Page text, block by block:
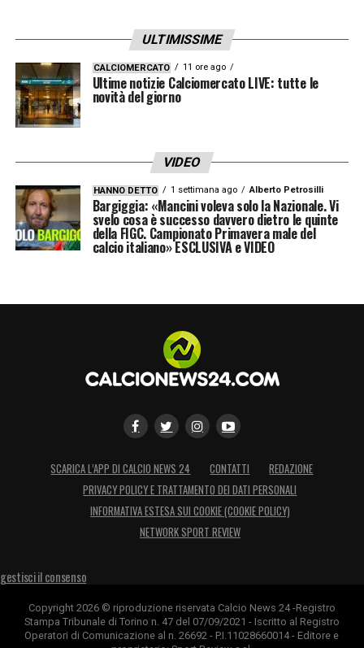
ULTIMISSIME
CALCIOMERCATO 11 ore ago
Ultime notizie Calciomercato LIVE: tutte le
novità del giorno
VIDEO
HANNO DETTO 1 settimana ago Alberto Petrosilli
Bargiggia: «Mancini voleva solo la Nazionale. Vi
svelo cosa è successo davvero dietro le quinte
della FIGC. Campionato Primavera male del
calcio italiano» ESCLUSIVA e VIDEO
SCARICA L’APP DI CALCIO NEWS 24 CONTATTI
REDAZIONE
PRIVACY POLICY E TRATTAMENTO DEI DATI PERSONALI
INFORMATIVA ESTESA SUI COOKIE (COOKIE POLICY)
NETWORK SPORT REVIEW
gestisci il consenso
Copyright 2026 © riproduzione riservata Calcio News 24 -Registro
Stampa Tribunale di Torino n. 47 del 07/09/2021 - Iscritto al Registro
Operatori di Comunicazione al n. 26692 - P.I.11028660014 - Editore e